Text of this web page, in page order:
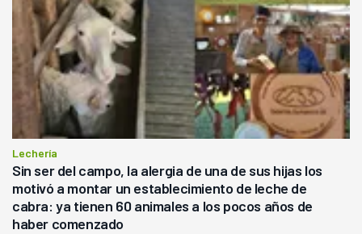
Lechería
Sin ser del campo, la alergia de una de sus hijas los
motivó a montar un establecimiento de leche de
cabra: ya tienen 60 animales a los pocos años de
haber comenzado